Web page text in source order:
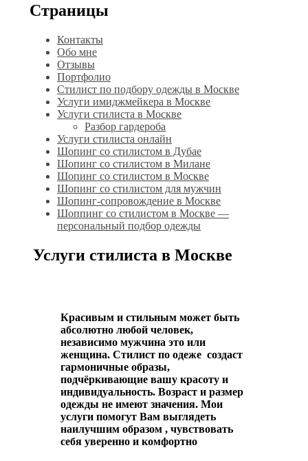
Страницы
Контакты
Обо мне
Отзывы
Портфолио
Стилист по подбору одежды в Москве
Услуги имиджмейкера в Москве
Услуги стилиста в Москве
Разбор гардероба
Услуги стилиста онлайн
Шопинг со стилистом в Дубае
Шопинг со стилистом в Милане
Шопинг со стилистом в Москве
Шопинг со стилистом для мужчин
Шопинг-сопровождение в Москве
Шоппинг со стилистом в Москве —
персональный подбор одежды
Услуги стилиста в Москве
Красивым и стильным может быть
абсолютно любой человек,
независимо мужчина это или
женщина. Стилист по одеже создаст
гармоничные образы,
подчёркивающие вашу красоту и
индивидуальность. Возраст и размер
одежды не имеют значения. Мои
услуги помогут Вам выглядеть
наилучшим образом , чувствовать
себя уверенно и комфортно